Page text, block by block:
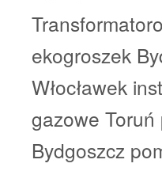
ekogroszek
Włocławek
gazowe Toruń
Bydgoszcz